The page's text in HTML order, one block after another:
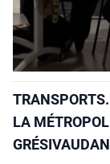
LA
GRÉSIVAUDAN